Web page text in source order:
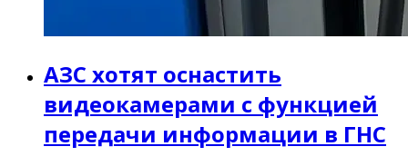
АЗС хотят оснастить
видеокамерами с функцией
передачи информации в ГНС